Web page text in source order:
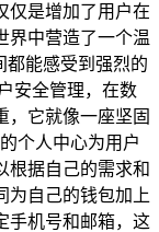
仅是增加了用户在
界中营造了一个温
都能感受到强烈的
安全管理，在数
，它就像一座坚固
个人中心为用户
根据自己的需求和
为自己的钱包加上
手机号和邮箱，这